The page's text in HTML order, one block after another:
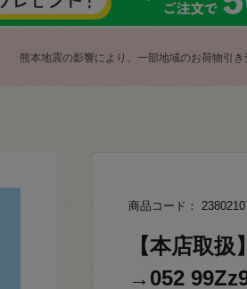
熊本地震の影響により、一部地域のお荷物引
商品コード：
【本店取
→052